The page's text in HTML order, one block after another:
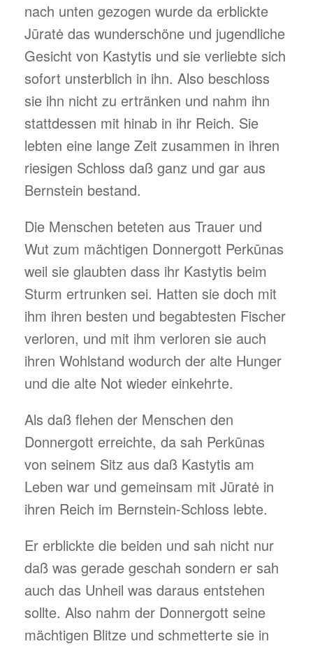
nach unten gezogen wurde da erblickte
Jūratė das wunderschöne und jugendliche
Gesicht von Kastytis und sie verliebte sich
sofort unsterblich in ihn. Also beschloss
sie ihn nicht zu ertränken und nahm ihn
stattdessen mit hinab in ihr Reich. Sie
lebten eine lange Zeit zusammen in ihren
riesigen Schloss daß ganz und gar aus
Bernstein bestand.
Die Menschen beteten aus Trauer und
Wut zum mächtigen Donnergott Perkūnas
weil sie glaubten dass ihr Kastytis beim
Sturm ertrunken sei. Hatten sie doch mit
ihm ihren besten und begabtesten Fischer
verloren, und mit ihm verloren sie auch
ihren Wohlstand wodurch der alte Hunger
und die alte Not wieder einkehrte.
Als daß flehen der Menschen den
Donnergott erreichte, da sah Perkūnas
von seinem Sitz aus daß Kastytis am
Leben war und gemeinsam mit Jūratė in
ihren Reich im Bernstein-Schloss lebte.
Er erblickte die beiden und sah nicht nur
daß was gerade geschah sondern er sah
auch das Unheil was daraus entstehen
sollte. Also nahm der Donnergott seine
mächtigen Blitze und schmetterte sie in